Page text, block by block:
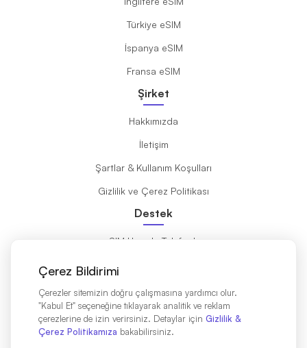
Türkiye eSIM
İspanya eSIM
Fransa eSIM
Şirket
Hakkımızda
İletişim
Şartlar & Kullanım Koşulları
Gizlilik ve Çerez Politikası
Destek
eSIM Uyumlu Telefonlar
Kurulum Kılavuzu
Destinasyonlar
Affiliates Partners
Çerez Bildirimi
Çerezler sitemizin doğru çalışmasına yardımcı olur.
"Kabul Et" seçeneğine tıklayarak analitik ve reklam
çerezlerine de izin verirsiniz. Detaylar için Gizlilik &
Çerez Politikamıza bakabilirsiniz.